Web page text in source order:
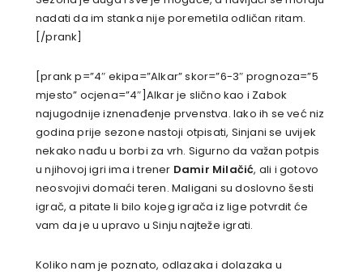
nadati da im stanka nije poremetila odličan ritam.
[/prank]
[prank p=”4″ ekipa=”Alkar” skor=”6-3″ prognoza=”5
mjesto” ocjena=”4″]Alkar je slično kao i Zabok
najugodnije iznenađenje prvenstva. Iako ih se već niz
godina prije sezone nastoji otpisati, Sinjani se uvijek
nekako nađu u borbi za vrh. Sigurno da važan potpis
u njihovoj igri ima i trener Damir Milačić, ali i gotovo
neosvojivi domaći teren. Maligani su doslovno šesti
igrač, a pitate li bilo kojeg igrača iz lige potvrdit će
vam da je u upravo u Sinju najteže igrati.
Koliko nam je poznato, odlazaka i dolazaka u